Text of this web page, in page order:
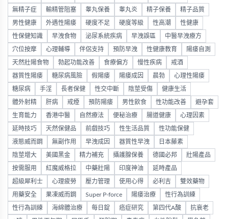
無精子症 輸精管阻塞 睾丸保養 睾丸炎 精子保養 精子品質
男性健康 外遇性陽痿 硬度不足 硬度等級 性高潮 性健康
性保健知識 早洩食物 泌尿系統疾病 早洩誤區 中醫早洩療方
穴位按摩 心理輔導 伴侶支持 預防早洩 性健康教育 陽痿自測
天然壯陽食物 勃起功能改善 食療偏方 慢性疾病 戒酒
器質性陽痿 糖尿病風險 假陽痿 陽痿成因 晨勃 心理性陽痿
糖尿病 手淫 長者保健 性交中斷 陰莖受傷 健康生活
體外射精 肝病 戒煙 預防陽痿 男性飲食 性功能改善 避孕套
生育能力 香港中醫 自然療法 便秘治療 腸道健康 心理因素
延時技巧 天然保健品 前戲技巧 性生活品質 性功能保健
液態威而鋼 無副作用 早洩成因 器質性早洩 日本藤素
陰莖增大 美國黑金 精力補充 攝護腺保養 德國必邦 壯陽產品
按需服用 紅魔威格拉 中藥壯陽 印度神油 延時產品
超級犀利士 心理疲勞 壓力管理 使用心得 必利吉 雙效藥物
用藥安全 果凍威而鋼 Super P-force 陽痿治療 性行為訓練
性行為訓練 海綿體治療 每日錠 癌症研究 第四代A酸 抗衰老